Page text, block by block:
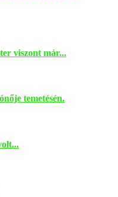
viszont már...
temetésén.